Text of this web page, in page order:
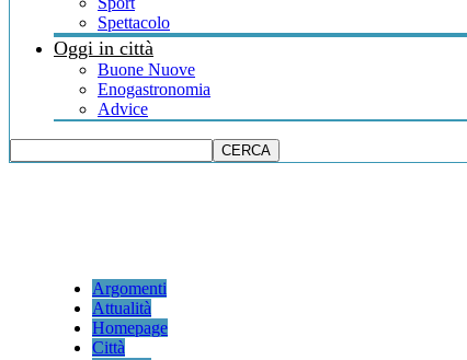
Spettacolo
Oggi in città
Buone Nuove
Enogastronomia
Advice
Argomenti
Attualità
Homepage
Città